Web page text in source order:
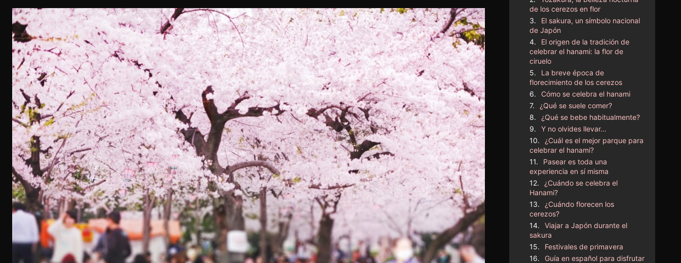
de los cerezos en flor
El sakura, un símbolo nacional
de Japón
El origen de la tradición de
celebrar el hanami: la flor de
ciruelo
La breve época de
florecimiento de los cerezos
Cómo se celebra el hanami
¿Qué se suele comer?
¿Qué se bebe habitualmente?
Y no olvides llevar…
¿Cuál es el mejor parque para
celebrar el hanami?
Pasear es toda una
experiencia en sí misma
¿Cuándo se celebra el
Hanami?
¿Cuándo florecen los
cerezos?
Viajar a Japón durante el
sakura
Festivales de primavera
Guía en español para disfrutar